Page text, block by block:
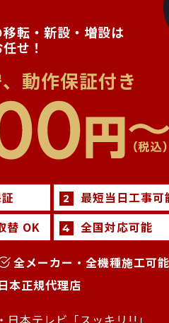
転・新設・増設は
せ！
動作保証付き
2 最短当日工事可
替 OK 4 全国対応可能
全メーカー・全機種施工可能
本正規代理店
・日本テレビ「スッキリ!!」